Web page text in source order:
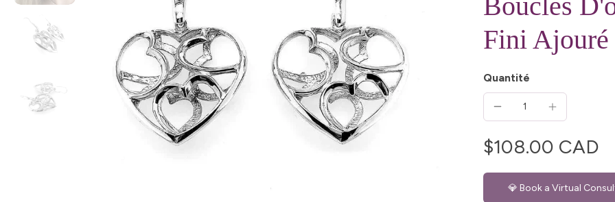
Fini Ajouré
Quantité
$108.00 CAD
💎 Book a Virtual